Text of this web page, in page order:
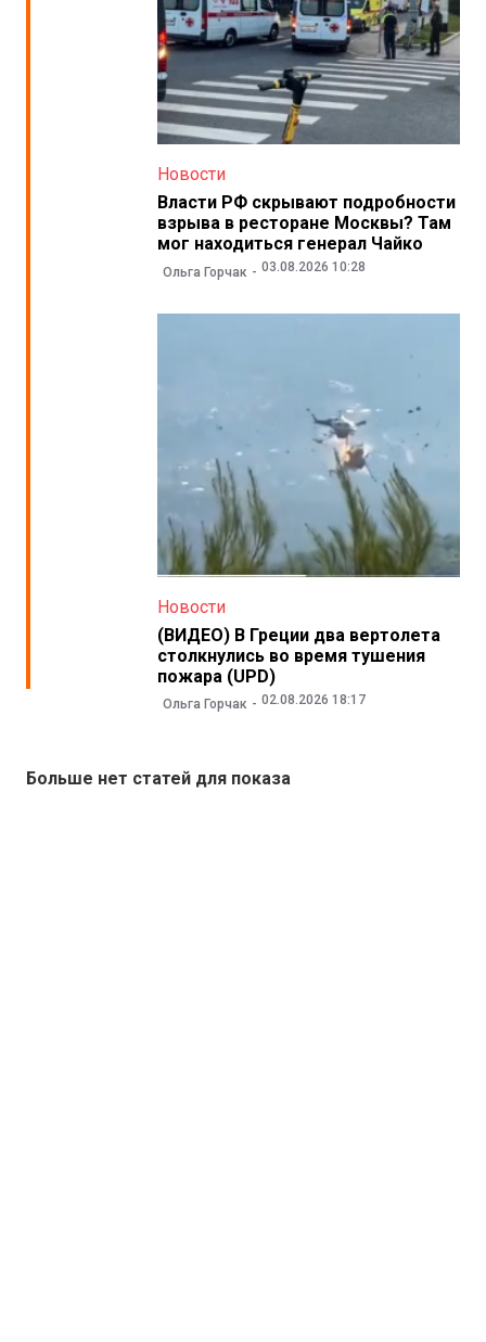
Новости
Власти РФ скрывают подробности
взрыва в ресторане Москвы? Там
мог находиться генерал Чайко
Ольга Горчак 03.08.2026 10:28
Новости
(ВИДЕО) В Греции два вертолета
столкнулись во время тушения
пожара (UPD)
Ольга Горчак 02.08.2026 18:17
Больше нет статей для показа